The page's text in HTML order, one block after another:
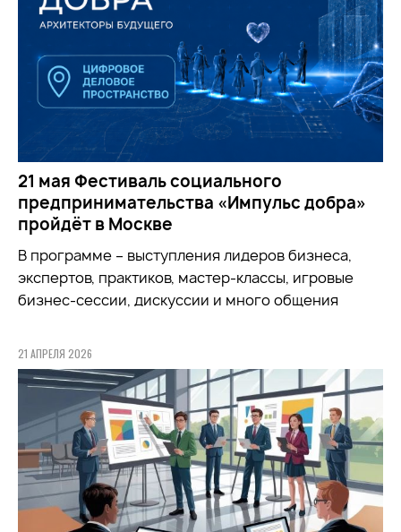
21 мая Фестиваль социального
предпринимательства «Импульс добра»
пройдёт в Москве
В программе – выступления лидеров бизнеса,
экспертов, практиков, мастер-классы, игровые
бизнес-сессии, дискуссии и много общения
21 АПРЕЛЯ 2026